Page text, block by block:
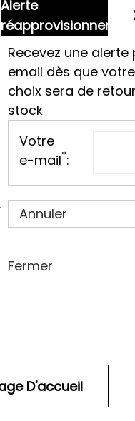
Alerte
Recevez une alerte
email dès que votre
choix sera de
stock
Votre
e-mail*:
Annuler
Fermer